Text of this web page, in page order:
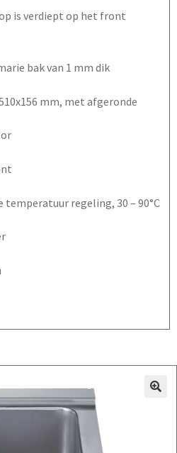
is verdiept op het front
bak van 1 mm dik
mm, met afgeronde
regeling, 30 – 90°C